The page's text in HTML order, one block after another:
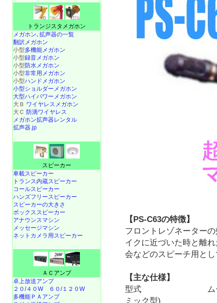
【PS-C63の特徴】
フロントレゾネーター
イクに近づいた時と離
会などのスピーチ用と
【主な仕様】
型式 ムービング
ミック型)
トランジスタメガホン
メガホン､拡声器の一覧
翻訳メガホン
小型多機能メガホン
小型録音メガホン
小型防水メガホン
小型非常用メガホン
小型ハンドメガホン
小型ショルダーメガホン
大型ハイパワーメガホン
大Ｂ ワイヤレスメガホン
大Ｃ 防滴ワイヤレス
メガホン拡声器レンタル
拡声器.jp
スピーカー
車載スピーカー
トランス内蔵スピーカー
コールスピーカー
ハンズフリースピーカー
スピーカーの大きさ
ボックススピーカー
アナウンスマシン
メッセージマシン
ネットカメラ用スピーカー
ＡＣアンプ
卓上放送アンプ
２０/４０W
６０/１２０W
多機能ＰＡアンプ